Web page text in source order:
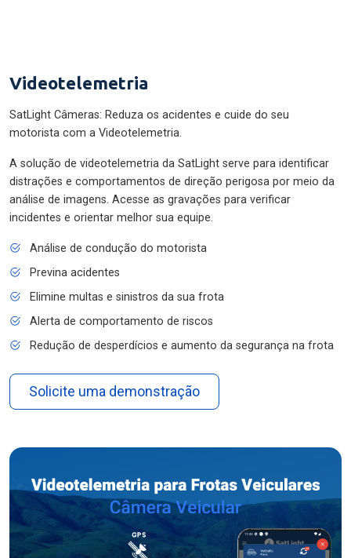
Videotelemetria
SatLight Câmeras: Reduza os acidentes e cuide do seu
motorista com a Videotelemetria.
A solução de videotelemetria da SatLight serve para identificar
distrações e comportamentos de direção perigosa por meio da
análise de imagens. Acesse as gravações para verificar
incidentes e orientar melhor sua equipe.
Análise de condução do motorista
Previna acidentes
Elimine multas e sinistros da sua frota
Alerta de comportamento de riscos
Redução de desperdícios e aumento da segurança na frota
Solicite uma demonstração